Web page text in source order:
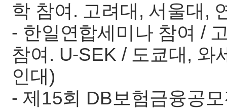
학 참여. 고려대, 서울대,
- 한일연합세미나 참여 /
참여. U-SEK / 도쿄대, 와
인대)
- 제15회 DB보험금융공